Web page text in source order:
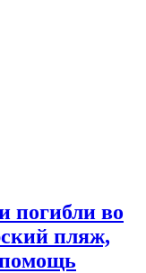
погибли во
пляж,